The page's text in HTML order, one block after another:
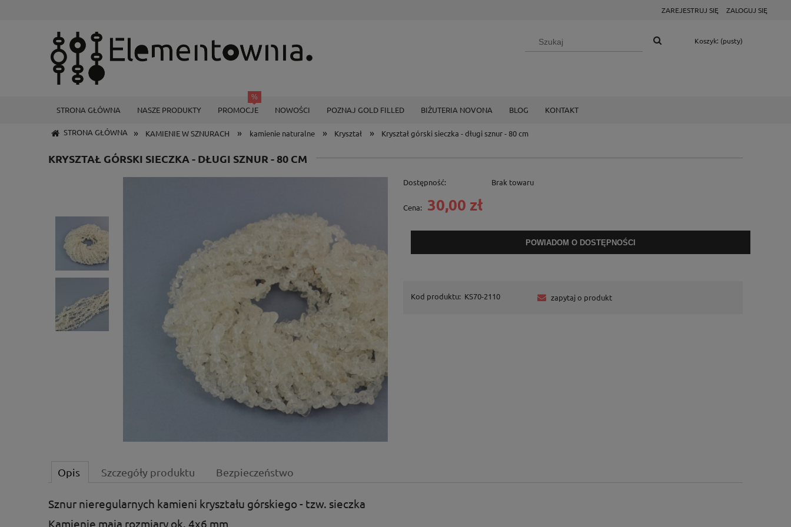
ZAREJESTRUJ SIĘ ZALOGUJ SIĘ
Koszyk: (pusty)
STRONA GŁÓWNA NASZE PRODUKTY PROMOCJE NOWOŚCI POZNAJ GOLD FILLED BIŻUTERIA NOVONA BLOG KONTAKT
STRONA GŁÓWNA » KAMIENIE W SZNURACH » kamienie naturalne » Kryształ » Kryształ górski sieczka - długi sznur - 80 cm
KRYSZTAŁ GÓRSKI SIECZKA - DŁUGI SZNUR - 80 CM
Dostępność: Brak towaru
Cena: 30,00 zł
POWIADOM O DOSTĘPNOŚCI
Kod produktu: KS70-2110 zapytaj o produkt
Opis Szczegóły produktu Bezpieczeństwo
Sznur nieregularnych kamieni kryształu górskiego - tzw. sieczka
Kamienie mają rozmiary ok. 4x6 mm